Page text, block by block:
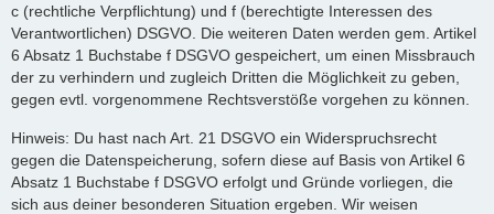
c (rechtliche Verpflichtung) und f (berechtigte Interessen des
Verantwortlichen) DSGVO. Die weiteren Daten werden gem. Artikel
6 Absatz 1 Buchstabe f DSGVO gespeichert, um einen Missbrauch
der zu verhindern und zugleich Dritten die Möglichkeit zu geben,
gegen evtl. vorgenommene Rechtsverstöße vorgehen zu können.
Hinweis: Du hast nach Art. 21 DSGVO ein Widerspruchsrecht
gegen die Datenspeicherung, sofern diese auf Basis von Artikel 6
Absatz 1 Buchstabe f DSGVO erfolgt und Gründe vorliegen, die
sich aus deiner besonderen Situation ergeben. Wir weisen